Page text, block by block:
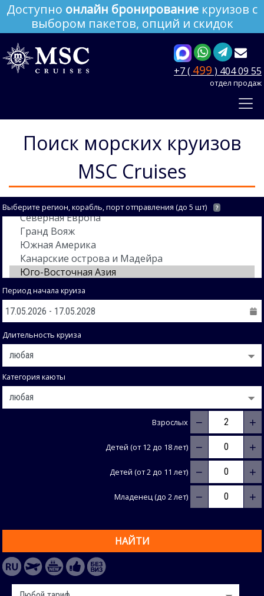
Доступно онлайн бронирование круизов с
выбором пакетов, опций и скидок
+7 ( 499 ) 404 09 55
отдел продаж
Поиск морских круизов
MSC Cruises
Выберите регион, корабль, порт отправления (до 5 шт) ?
Период начала круиза
Длительность круиза
Категория каюты
Взрослых − +
Детей (от 12 до 18 лет) − +
Детей (от 2 до 11 лет) − +
Младенец (до 2 лет) − +
НАЙТИ